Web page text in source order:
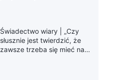
Świadectwo wiary | „Czy
słusznie jest twierdzić, że
zawsze trzeba się mieć na